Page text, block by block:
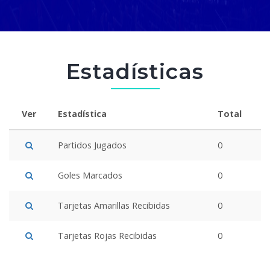
Estadísticas
Ver Estadística Total
Partidos Jugados 0
Goles Marcados 0
Tarjetas Amarillas Recibidas 0
Tarjetas Rojas Recibidas 0